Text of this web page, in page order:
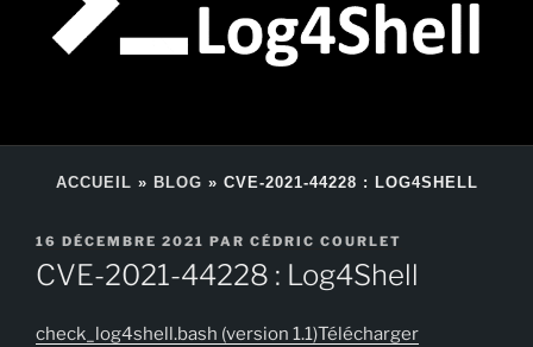
ACCUEIL » BLOG » CVE-2021-44228 : LOG4SHELL
PUBLIÉ
LE
16 DÉCEMBRE 2021 PAR CÉDRIC COURLET
CVE-2021-44228 : Log4Shell
check_log4shell.bash (version 1.1)Télécharger